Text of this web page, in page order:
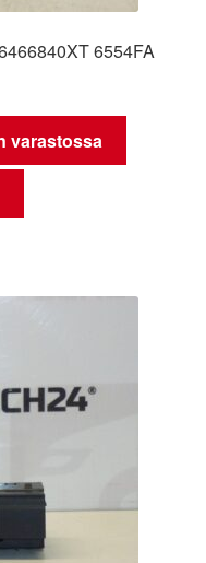
6554FA
varastossa